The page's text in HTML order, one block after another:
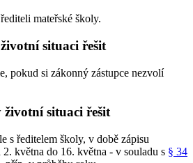
mateřské školy.
situaci řešit
pokud si zákonný zástupce nezvolí
situaci řešit
s ředitelem školy, v době zápisu
května do 16. května - v souladu s § 34